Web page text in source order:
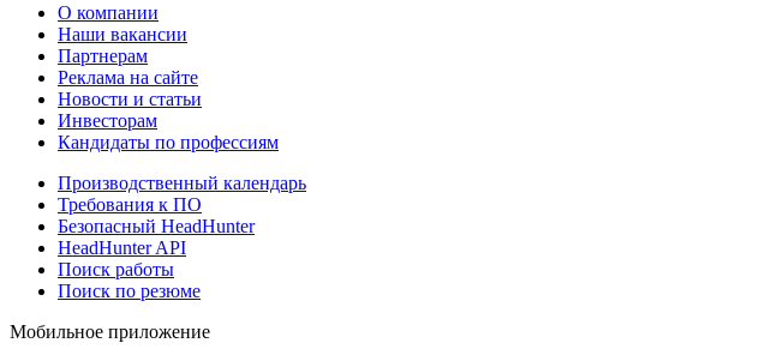
О компании
Наши вакансии
Партнерам
Реклама на сайте
Новости и статьи
Инвесторам
Кандидаты по профессиям
Производственный календарь
Требования к ПО
Безопасный HeadHunter
HeadHunter API
Поиск работы
Поиск по резюме
Мобильное приложение